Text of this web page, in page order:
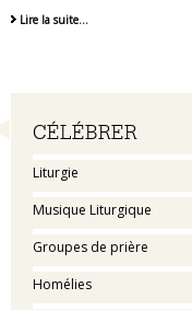
Navigation
CÉLÉBRER
Liturgie
Musique Liturgique
Groupes de prière
Homélies
Lire la suite…